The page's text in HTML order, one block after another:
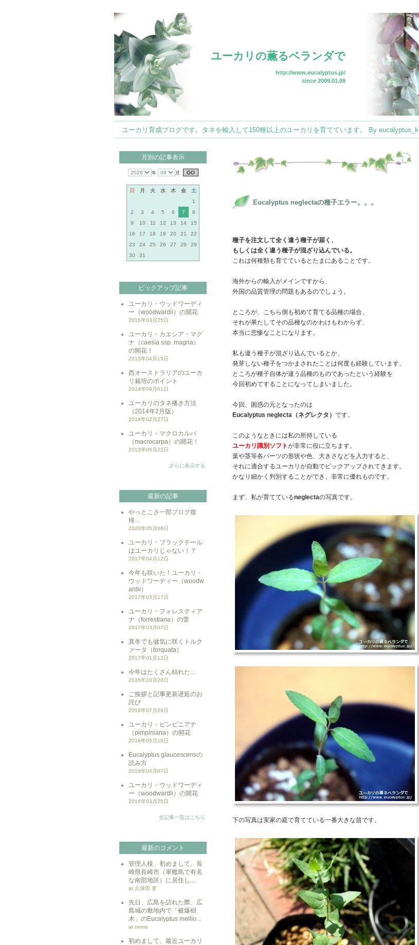
ユーカリの薫るベランダで
http://www.eucalyptus.jp/
since 2009.01.09
ユーカリ育成ブログです。タネを輸入して150種以上のユーカリを育てています。 By eucalyptus_k
月別の記事表示
年 月
日 月 火 水 木 金
土
1
2
3 4 5 6 7
8
9
10 11 12 13 14
15
16
17 18 19 20 21
22
23
24 25 26 27 28
29
30
31
ピックアップ記事
ユーカリ・ウッドワーディ
ー（woodwardii）の開花
2016年03月25日
ユーカリ・カエシア・マグ
ナ（caesia ssp. magna）
の開花！
2015年04月15日
西オーストラリアのユーカ
リ栽培のポイント
2014年09月01日
ユーカリのタネ播き方法
（2014年2月版）
2014年02月27日
ユーカリ・マクロカルパ
（macrocarpa）の開花！
2013年05月22日
さらに表示する
最新の記事
やっとこさ一部ブログ復
帰...
2020年05月06日
ユーカリ・ブラックテール
はユーカリじゃない！？
2017年04月12日
今年も咲いた！ユーカリ・
ウッドワーディー（woodw
ardii）
2017年03月17日
ユーカリ・フォレスティア
ナ（forrestiana）の蕾
2017年03月07日
真冬でも健気に咲くトルク
ァータ（torquata）
2017年01月12日
今年はたくさん枯れた...
2016年10月28日
ご挨拶と記事更新遅延のお
詫び
2016年07月29日
ユーカリ・ピンピニアナ
（pimpiniana）の開花
2016年05月10日
Eucalyptus glaucescensの
読み方
2016年04月07日
ユーカリ・ウッドワーディ
ー（woodwardii）の開花
2016年03月25日
全記事一覧はこちら
最新のコメント
管理人様、初めまして。長
崎県長崎市（軍艦島で有名
な南部地区）に居住し...
at 久保田 吏
先日、広島を訪れた際、広
島城の敷地内で「被爆樹
木」のEucalyptus mellio...
at nemo
初めまして。最近ユーカリ
Eucalyptus neglectaの種子エラー。。。
種子を注文して全く違う種子が届く、
もしくは全く違う種子が混ざり込んでいる。
これは何種類も育てているとたまにあることです。
海外からの輸入がメインですから、
外国の品質管理の問題もあるのでしょう。
ところが、こちら側も初めて育てる品種の場合、
それが果たしてその品種なのかわけもわからず、
本当に悲惨なことになります。
私も違う種子が混ざり込んでいるとか、
発芽しない種子をつかまされたことは何度も経験しています。
ところが種子自体が違う品種のものであったという経験を
今回初めてすることになってしまいました。
今回、困惑の元となったのは
Eucalyptus neglecta（ネグレクタ） です。
このようなときには私の所持している
ユーカリ識別ソフトが非常に役に立ちます。
葉や茎等各パーツの形状や色、大きさなどを入力すると、
それに適合するユーカリが自動でピックアップされてきます。
かなり細かく判別することができ、非常に優れものです。
まず、私が育てているneglectaの写真です。
下の写真は実家の庭で育てている一番大きな苗です。